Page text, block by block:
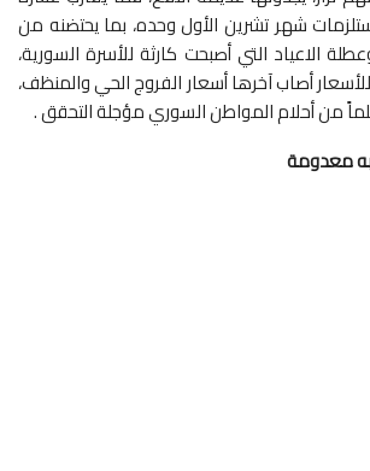
شهر تشرين الأول وحده، بما يحتضنه من
الاعياد التي أصبحت كارثة للأسرة السورية،
أصاب آخرها أسعار الفروج الحي والمنظف،
من أحلام المواطن السوري مؤجلة التحقق .
معدومة